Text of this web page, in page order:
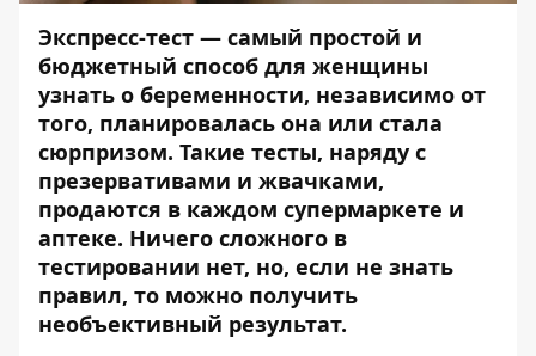
Экспресс-тест — самый простой и
бюджетный способ для женщины
узнать о беременности, независимо от
того, планировалась она или стала
сюрпризом. Такие тесты, наряду с
презервативами и жвачками,
продаются в каждом супермаркете и
аптеке. Ничего сложного в
тестировании нет, но, если не знать
правил, то можно получить
необъективный результат.